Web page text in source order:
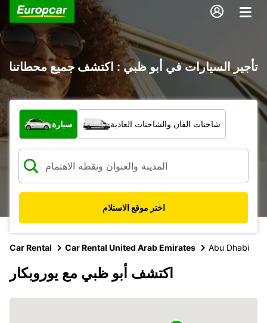
تأجير السيارات في أبو ظبي : اكتشف جميع محطاتنا
ما نوع المركبة؟
سيارة شاحنات الفان والشاحنات العادية
اختر موقع الاستلام
Car Rental Car Rental United Arab Emirates Abu Dhabi
اكتشف أبو ظبي مع يوروبكار